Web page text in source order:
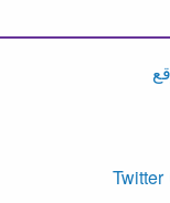
Twitter